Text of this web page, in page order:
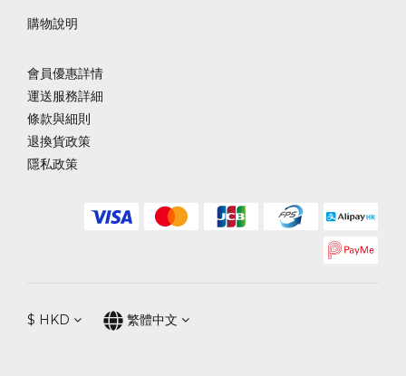
購物說明
會員優惠詳情
運送服務詳細
條款與細則
退換貨政策
隱私政策
$ HKD 繁體中文